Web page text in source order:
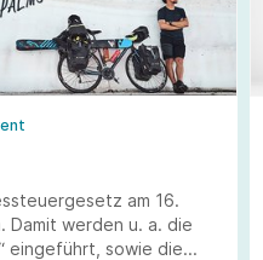
am 16.
Damit werden u. a. die
eingeführt, sowie die